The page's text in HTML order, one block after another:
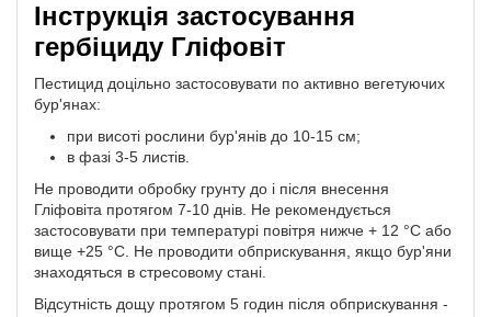
Інструкція застосування
гербіциду Гліфовіт
Пестицид доцільно застосовувати по активно вегетуючих
бур'янах:
при висоті рослини бур'янів до 10-15 см;
в фазі 3-5 листів.
Не проводити обробку грунту до і після внесення
Гліфовіта протягом 7-10 днів. Не рекомендується
застосовувати при температурі повітря нижче + 12 °С або
вище +25 °С. Не проводити обприскування, якщо бур'яни
знаходяться в стресовому стані.
Відсутність дощу протягом 5 годин після обприскування -